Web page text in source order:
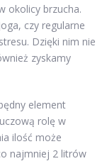
okolicy brzucha.
czy regularne
Dzięki nim nie
zyskamy
element
rolę w
ilość może
najmniej 2 litrów